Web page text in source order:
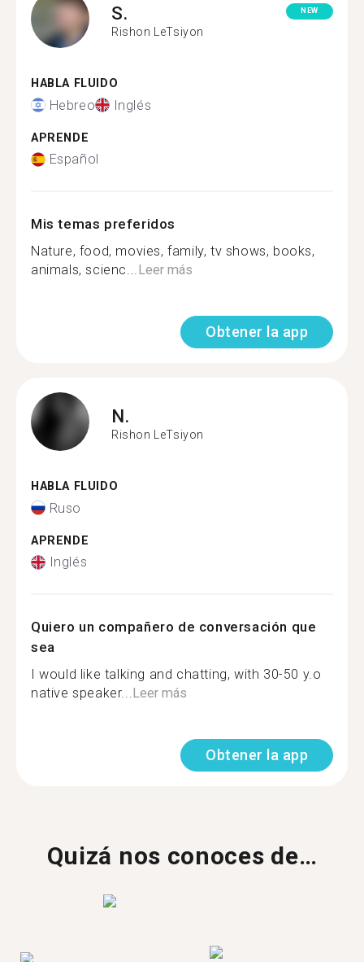
S.
Rishon LeTsiyon
NEW
HABLA FLUIDO
Hebreo Inglés
APRENDE
Español
Mis temas preferidos
Nature, food, movies, family, tv shows, books,
animals, scienc...Leer más
Obtener la app
N.
Rishon LeTsiyon
HABLA FLUIDO
Ruso
APRENDE
Inglés
Quiero un compañero de conversación que
sea
I would like talking and chatting, with 30-50 y.o
native speaker...Leer más
Obtener la app
Quizá nos conoces de…